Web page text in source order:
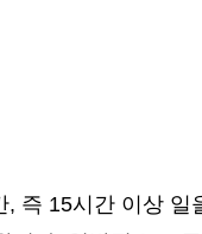
즉 15시간 이상